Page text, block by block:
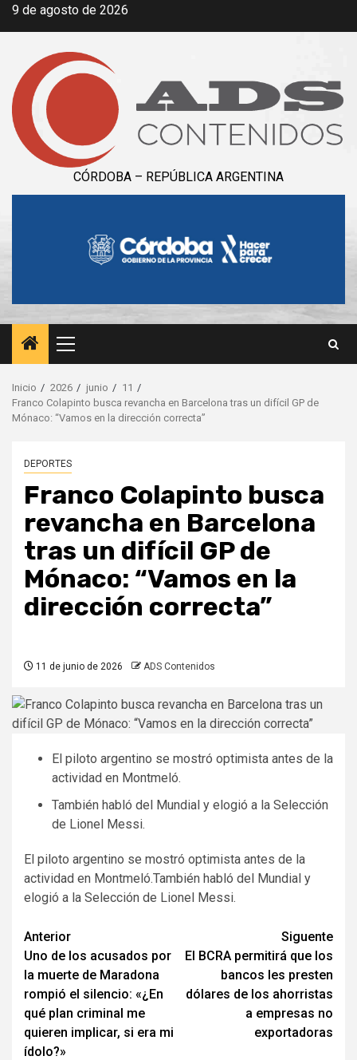
Saltar
9 de agosto de 2026
CÓRDOBA – REPÚBLICA ARGENTINA
Menú
principal
Inicio 2026 junio
11
Franco Colapinto busca revancha en Barcelona tras un difícil GP de
Mónaco: “Vamos en la dirección correcta”
DEPORTES
Franco Colapinto busca
revancha en Barcelona
tras un difícil GP de
Mónaco: “Vamos en la
dirección correcta”
11 de junio de 2026 ADS Contenidos
El piloto argentino se mostró optimista antes de la
actividad en Montmeló.
También habló del Mundial y elogió a la Selección
de Lionel Messi.
El piloto argentino se mostró optimista antes de la
actividad en Montmeló.También habló del Mundial y
elogió a la Selección de Lionel Messi.
Navegación
de
entradas
Anterior
Uno de los acusados por
la muerte de Maradona
rompió el silencio: «¿En
qué plan criminal me
quieren implicar, si era mi
ídolo?»
Siguente
El BCRA permitirá que los
bancos les presten
dólares de los ahorristas
a empresas no
exportadoras